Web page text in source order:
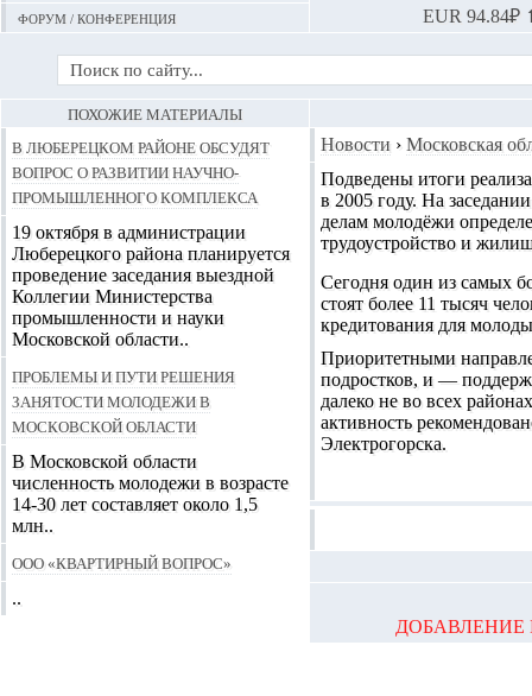
Форум / конференция
EUR 94.84₽
Новости › Московская
Подведены итоги
в 2005 году. На
делам молодёжи
трудоустройство и
Сегодня один из самых
стоят более 11 тысяч
кредитования для
Приоритетными
подростков, и —
далеко не во всех
активность
Электрогорска.
ДОБАВЛЕНИЕ
ПОХОЖИЕ МАТЕРИАЛЫ
В Люберецком районе обсудят
вопрос о развитии научно-
промышленного комплекса
19 октября в администрации
Люберецкого района планируется
проведение заседания выездной
Коллегии Министерства
промышленности и науки
Московской области..
Проблемы и пути решения
занятости молодежи в
Московской области
В Московской области
численность молодежи в возрасте
14-30 лет составляет около 1,5
млн..
ООО «Квартирный вопрос»
..